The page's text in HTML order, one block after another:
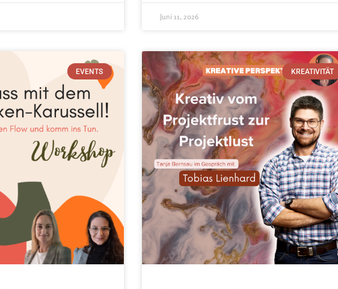
Juni 11, 2026
EVENTS KREATIVITÄT